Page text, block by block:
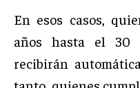
En esos casos,
años hasta el 30
recibirán